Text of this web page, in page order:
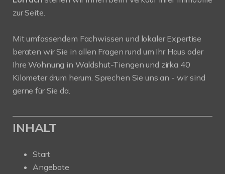
zur Seite.
Mit umfassendem Fachwissen und lokaler Expertise
beraten wir Sie in allen Fragen rund um Ihr Haus oder
Ihre Wohnung in Waldshut-Tiengen und zirka 40
Kilometer drum herum. Sprechen Sie uns an - wir sind
gerne für Sie da.
INHALT
Start
Angebote